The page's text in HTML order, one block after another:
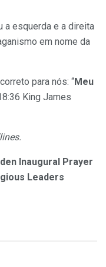
a esquerda e a direita
em nome da
para nós: “Meu
King James
Inaugural Prayer
Leaders